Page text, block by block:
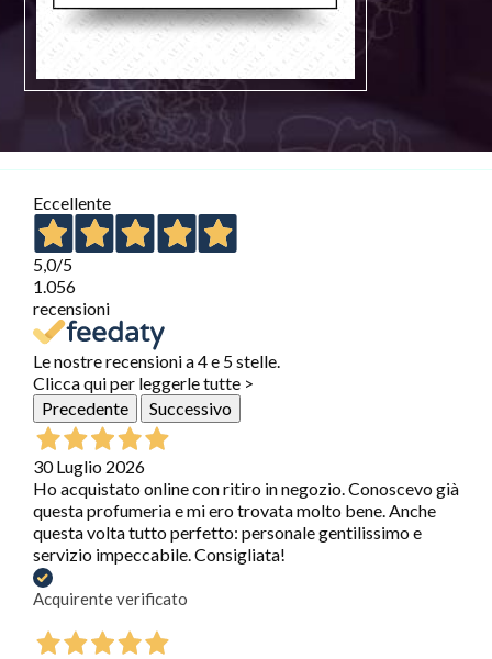
Eccellente
5,0/5
1.056
recensioni
Le nostre recensioni a 4 e 5 stelle.
Clicca qui per leggerle tutte >
Precedente
Successivo
30 Luglio 2026
Ho acquistato online con ritiro in negozio. Conoscevo già
questa profumeria e mi ero trovata molto bene. Anche
questa volta tutto perfetto: personale gentilissimo e
servizio impeccabile. Consigliata!
Acquirente verificato